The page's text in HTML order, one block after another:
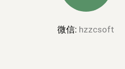
微信: hzzcsoft